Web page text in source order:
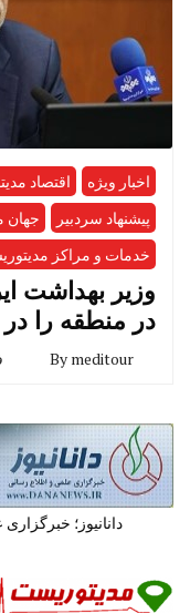
اخبار ویژه اقتصاد
پیشنهاد سردبیر
جهان
خدمات و مراکز
وزیر بهداشت
در منطقه را در
By meditour
دانانیوز؛